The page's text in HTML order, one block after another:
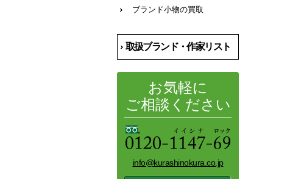
ブランド小物の買取
取扱ブランド・作家リスト
お気軽に
ご相談ください
info@kurashinokura.co.jp